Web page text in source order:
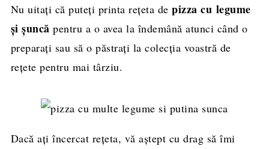
Nu uitaţi că puteţi printa reţeta depizza cu legume
și şuncăpentru a o avea la îndemână atunci când o
preparaţi sau să o păstraţi la colecţia voastră de
reţete pentru mai târziu.
Dacă aţi încercat reţeta, vă aştept cu drag să îmi